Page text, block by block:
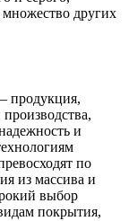
других
продукция,
и
по
из массива и
выбор
покрытия,